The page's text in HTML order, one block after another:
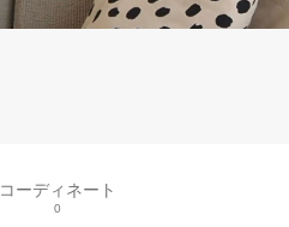
コーディネート
0